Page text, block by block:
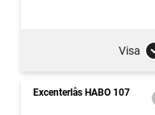
Visa
Excenterlås HABO 107